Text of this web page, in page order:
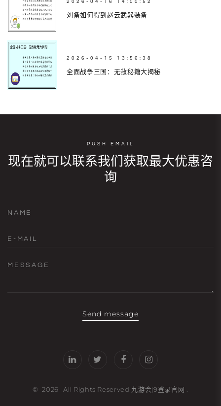
2026-04-16 14:00:52
刘备如何得到赵云武器装备
2026-04-15 13:56:38
全面战争三国：无敌秘籍大揭秘
PUSH EMAIL
现在就可以联系我们获取最大优惠咨
询
NAME
E-MAIL
MESSAGE
Send message
© 2026- All Rights Reserved 九游会j9登录官网